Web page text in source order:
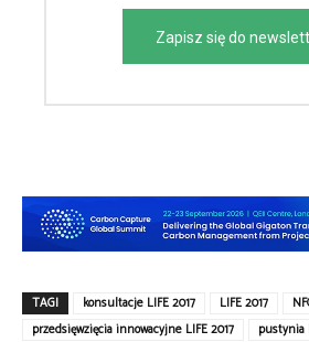
Zapisz się do
TAGI konsultacje LIFE 2017 LIFE 2017
przedsięwzięcia innowacyjne LIFE 2017
pustynia